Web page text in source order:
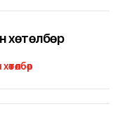
хөтөлбөр